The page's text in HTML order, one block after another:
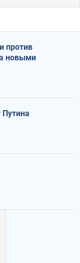
против
новыми
Путина